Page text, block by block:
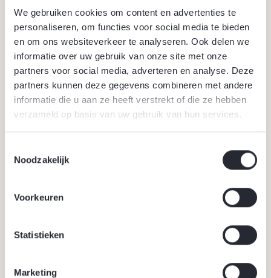
We gebruiken cookies om content en advertenties te
personaliseren, om functies voor social media te bieden
en om ons websiteverkeer te analyseren. Ook delen we
informatie over uw gebruik van onze site met onze
partners voor social media, adverteren en analyse. Deze
partners kunnen deze gegevens combineren met andere
informatie die u aan ze heeft verstrekt of die ze hebben
verzameld op basis van uw gebruik van hun services.
Noodzakelijk
Voorkeuren
Statistieken
Marketing
Werklandschappen van de Toekomst transformeren
klimaatbestendige werkomgevingen waar mens, natuur
Lees verder